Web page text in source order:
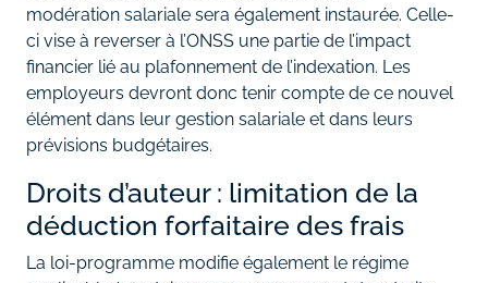
modération salariale sera également instaurée. Celle-
ci vise à reverser à l’ONSS une partie de l’impact
financier lié au plafonnement de l’indexation. Les
employeurs devront donc tenir compte de ce nouvel
élément dans leur gestion salariale et dans leurs
prévisions budgétaires.
Droits d’auteur : limitation de la
déduction forfaitaire des frais
La loi-programme modifie également le régime